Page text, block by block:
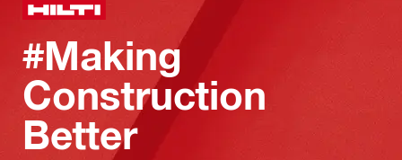
#Making
Construction
Better